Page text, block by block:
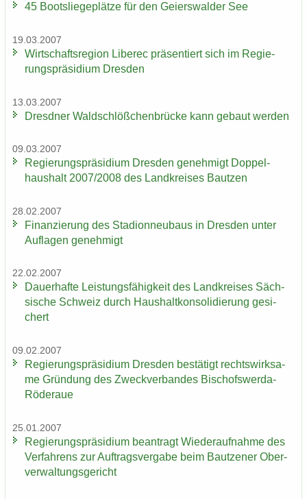
45 Boots­lie­ge­plät­ze für den Gei­ers­wal­der See
19.03.2007
Wirt­schafts­re­gi­on Li­be­rec prä­sen­tiert sich im Re­gie­
rungs­prä­si­di­um Dres­den
13.03.2007
Dresd­ner Wald­schlöß­chen­brü­cke kann ge­baut wer­den
09.03.2007
Re­gie­rungs­prä­si­di­um Dres­den ge­neh­migt Dop­pel­
haus­halt 2007/2008 des Land­krei­ses Baut­zen
28.02.2007
Fi­nan­zie­rung des Sta­di­on­neu­baus in Dres­den unter
Auf­la­gen ge­neh­migt
22.02.2007
Dau­er­haf­te Leis­tungs­fä­hig­keit des Land­krei­ses Säch­
si­sche Schweiz durch Haus­halt­kon­so­li­die­rung ge­si­
chert
09.02.2007
Re­gie­rungs­prä­si­di­um Dres­den be­stä­tigt rechts­wirk­sa­
me Grün­dung des Zweck­ver­ban­des Bischofswerda-​
Röderaue
25.01.2007
Re­gie­rungs­prä­si­di­um be­an­tragt Wie­der­auf­nah­me des
Ver­fah­rens zur Auf­trags­ver­ga­be beim Baut­zener Ober­
ver­wal­tungs­ge­richt